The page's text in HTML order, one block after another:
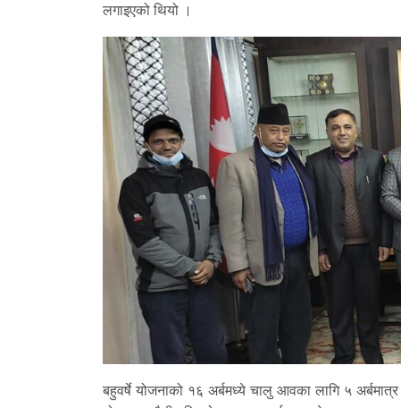
लगाइएको थियो ।
बहुवर्षे योजनाको १६ अर्बमध्ये चालु आवका लागि ५